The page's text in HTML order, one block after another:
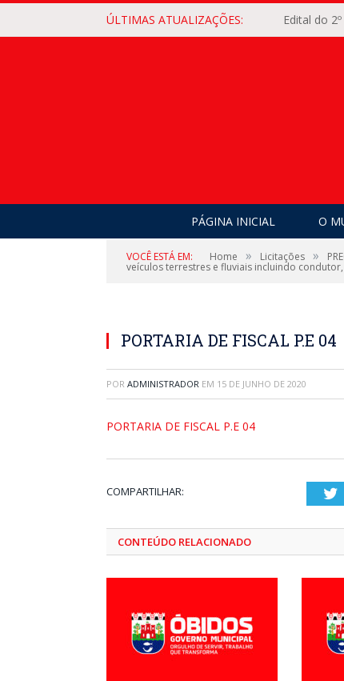
ÚLTIMAS ATUALIZAÇÕES: Edital do
PÁGINA INICIAL O
VOCÊ ESTÁ EM: Home » Licitações »
veículos terrestres e fluviais incluindo
PORTARIA DE FISCAL P.E 04
POR ADMINISTRADOR EM 15 DE JUNHO DE 2020
PORTARIA DE FISCAL P.E 04
COMPARTILHAR:
CONTEÚDO RELACIONADO